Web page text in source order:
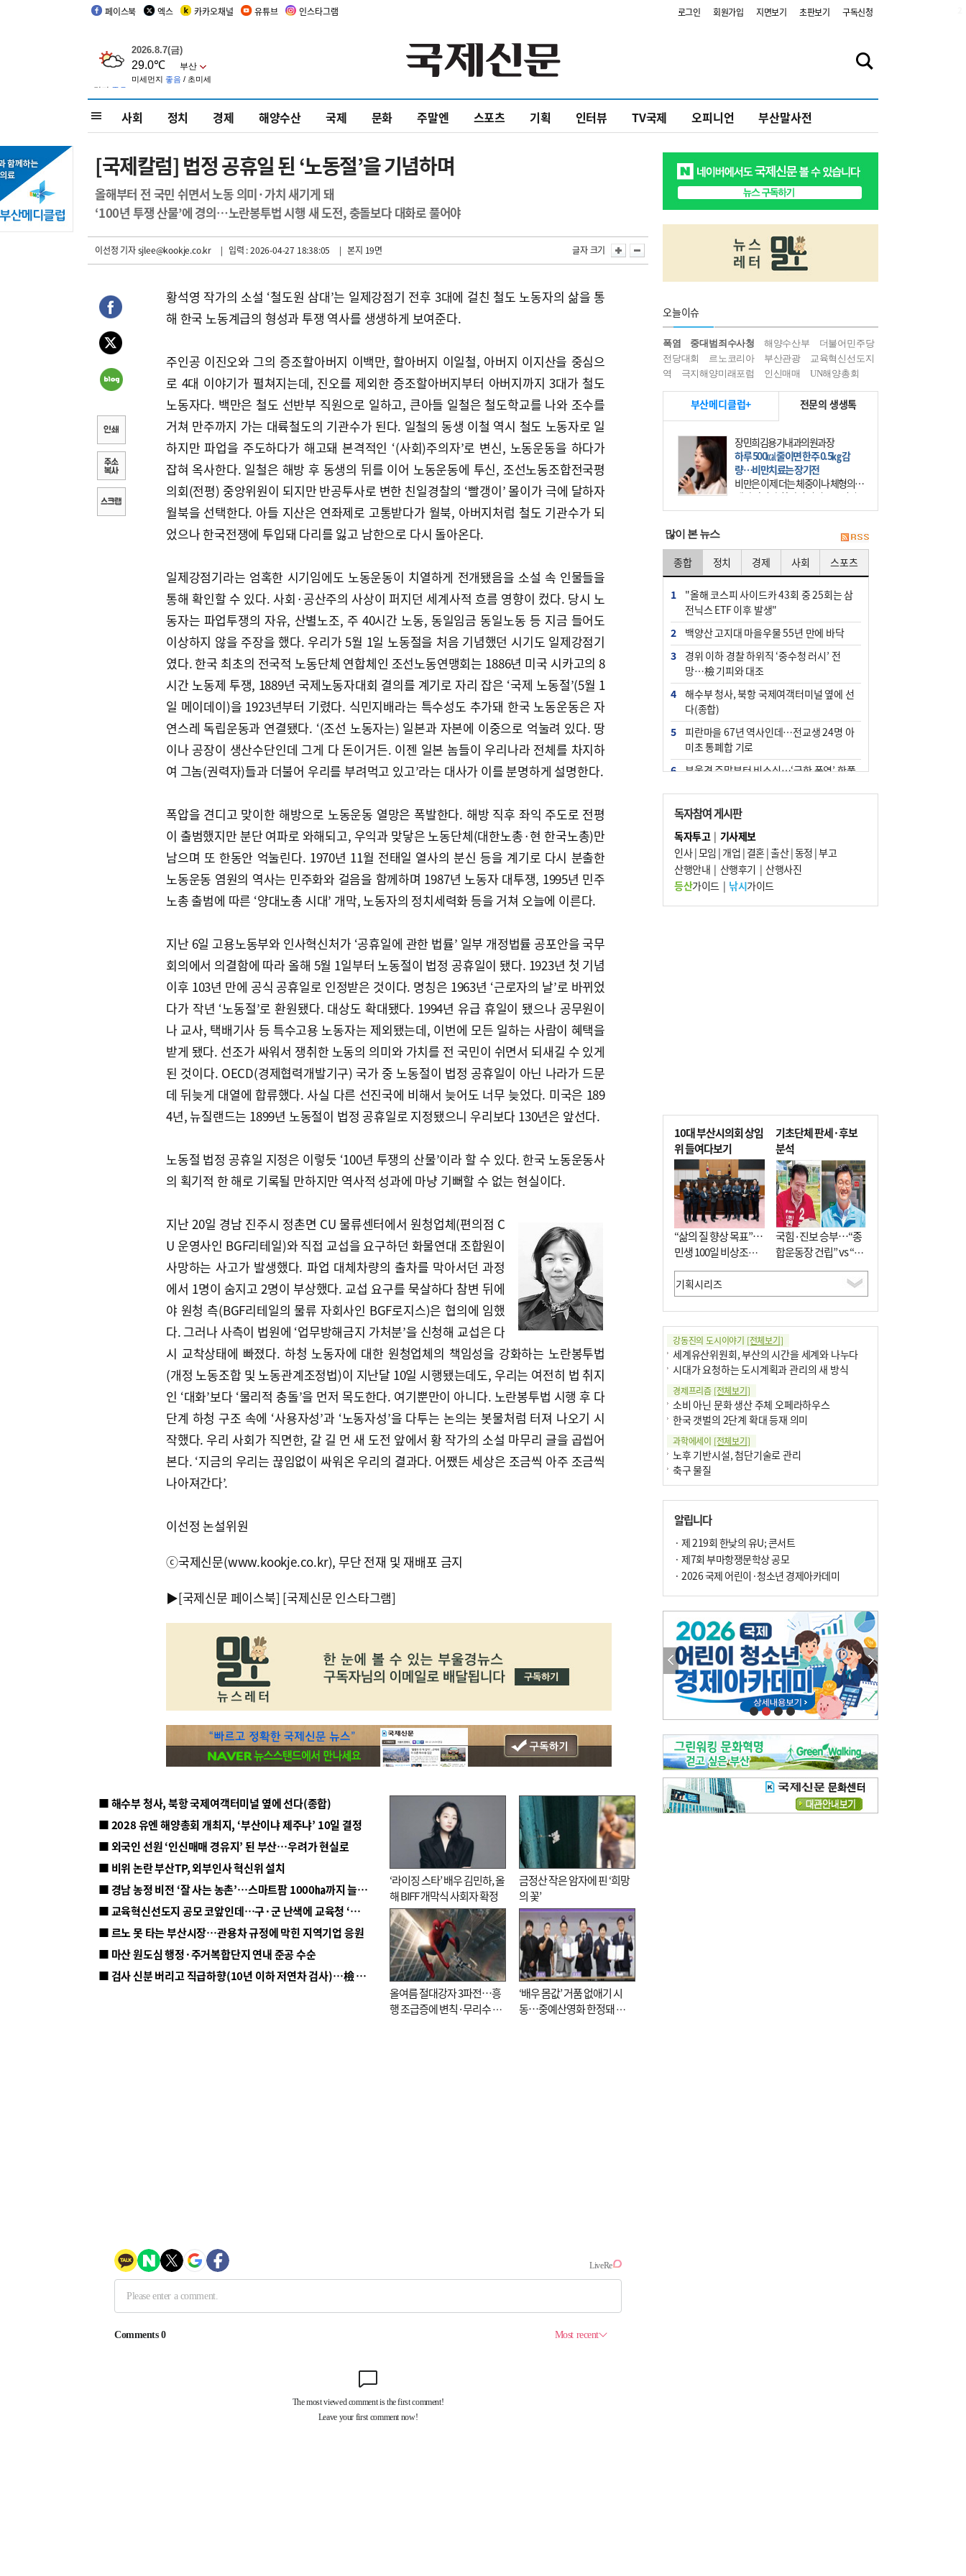
페이스북 엑스 카카오채널 유튜브 인스타그램 로그인 회원가입 지면보기 초판보기 구독신청
사회 정치 경제 해양수산 국제 문화 주말엔 스포츠 기획 인터뷰 TV국제 오피니언 부산말사전
[국제칼럼] 법정 공휴일 된 ‘노동절’을 기념하며
올해부터 전 국민 쉬면서 노동 의미·가치 새기게 돼
‘100년 투쟁 산물’에 경의…노란봉투법 시행 새 도전, 충돌보다 대화로 풀어야
이선정 기자sjlee@kookje.co.kr | 입력 : 2026-04-27 18:38:05 | 본지 19면 글자 크기
황석영 작가의 소설 ‘철도원 삼대’는 일제강점기 전후 3대에 걸친 철도 노동자의 삶을 통
해 한국 노동계급의 형성과 투쟁 역사를 생생하게 보여준다.
주인공 이진오와 그의 증조할아버지 이백만, 할아버지 이일철, 아버지 이지산을 중심으
로 4대 이야기가 펼쳐지는데, 진오를 제외한 증조할아버지부터 아버지까지 3대가 철도
노동자다. 백만은 철도 선반부 직원으로 일하고, 큰아들 일철은 철도학교를 나와 조수를
거쳐 만주까지 가는 대륙철도의 기관수가 된다. 일철의 동생 이철 역시 철도 노동자로 일
하지만 파업을 주도하다가 해고돼 본격적인 ‘(사회)주의자’로 변신, 노동운동을 하다가
잡혀 옥사한다. 일철은 해방 후 동생의 뒤를 이어 노동운동에 투신, 조선노동조합전국평
의회(전평) 중앙위원이 되지만 반공투사로 변한 친일경찰의 ‘빨갱이’ 몰이가 극에 달하자
월북을 선택한다. 아들 지산은 연좌제로 고통받다가 월북, 아버지처럼 철도 기관수가 되
었으나 한국전쟁에 투입돼 다리를 잃고 남한으로 다시 돌아온다.
일제강점기라는 엄혹한 시기임에도 노동운동이 치열하게 전개됐음을 소설 속 인물들을
통해 확인할 수 있다. 사회·공산주의 사상이 퍼지던 세계사적 흐름 영향이 컸다. 당시 노
동자는 파업투쟁의 자유, 산별노조, 주 40시간 노동, 동일임금 동일노동 등 지금 들어도
이상하지 않을 주장을 했다. 우리가 5월 1일 노동절을 처음 기념했던 시기도 일제강점기
였다. 한국 최초의 전국적 노동단체 연합체인 조선노동연맹회는 1886년 미국 시카고의 8
시간 노동제 투쟁, 1889년 국제노동자대회 결의를 계기로 자리 잡은 ‘국제 노동절’(5월 1
일 메이데이)을 1923년부터 기렸다. 식민지배라는 특수성도 추가돼 한국 노동운동은 자
연스레 독립운동과 연결됐다. ‘(조선 노동자는) 일본과 자본에 이중으로 억눌려 있다. 땅
이나 공장이 생산수단인데 그게 다 돈이거든. 이젠 일본 놈들이 우리나라 전체를 차지하
여 그놈(권력자)들과 더불어 우리를 부려먹고 있고’라는 대사가 이를 분명하게 설명한다.
폭압을 견디고 맞이한 해방으로 노동운동 열망은 폭발한다. 해방 직후 좌익 주도로 전평
이 출범했지만 분단 여파로 와해되고, 우익과 맞닿은 노동단체(대한노총·현 한국노총)만
남으며 또 한동안 억눌린다. 1970년 11월 전태일 열사의 분신 등을 계기로 다시 분출한
노동운동 염원의 역사는 민주화와 걸음을 함께하며 1987년 노동자 대투쟁, 1995년 민주
노총 출범에 따른 ‘양대노총 시대’ 개막, 노동자의 정치세력화 등을 거쳐 오늘에 이른다.
지난 6일 고용노동부와 인사혁신처가 ‘공휴일에 관한 법률’ 일부 개정법률 공포안을 국무
회의에서 의결함에 따라 올해 5월 1일부터 노동절이 법정 공휴일이 됐다. 1923년 첫 기념
이후 103년 만에 공식 공휴일로 인정받은 것이다. 명칭은 1963년 ‘근로자의 날’로 바뀌었
다가 작년 ‘노동절’로 환원됐다. 대상도 확대됐다. 1994년 유급 휴일이 됐으나 공무원이
나 교사, 택배기사 등 특수고용 노동자는 제외됐는데, 이번에 모든 일하는 사람이 혜택을
받게 됐다. 선조가 싸워서 쟁취한 노동의 의미와 가치를 전 국민이 쉬면서 되새길 수 있게
된 것이다. OECD(경제협력개발기구) 국가 중 노동절이 법정 공휴일이 아닌 나라가 드문
데 뒤늦게 대열에 합류했다. 사실 다른 선진국에 비해서 늦어도 너무 늦었다. 미국은 189
4년, 뉴질랜드는 1899년 노동절이 법정 공휴일로 지정됐으니 우리보다 130년은 앞선다.
노동절 법정 공휴일 지정은 이렇듯 ‘100년 투쟁의 산물’이라 할 수 있다. 한국 노동운동사
의 획기적 한 해로 기록될 만하지만 역사적 성과에 마냥 기뻐할 수 없는 현실이다.
지난 20일 경남 진주시 정촌면 CU 물류센터에서 원청업체(편의점 C
U 운영사인 BGF리테일)와 직접 교섭을 요구하던 화물연대 조합원이
사망하는 사고가 발생했다. 파업 대체차량의 출차를 막아서던 과정
에서 1명이 숨지고 2명이 부상했다. 교섭 요구를 묵살하다 참변 뒤에
야 원청 측(BGF리테일의 물류 자회사인 BGF로지스)은 협의에 임했
다. 그러나 사측이 법원에 ‘업무방해금지 가처분’을 신청해 교섭은 다
시 교착상태에 빠졌다. 하청 노동자에 대한 원청업체의 책임성을 강화하는 노란봉투법
(개정 노동조합 및 노동관계조정법)이 지난달 10일 시행됐는데도, 우리는 여전히 법 취지
인 ‘대화’보다 ‘물리적 충돌’을 먼저 목도한다. 여기뿐만이 아니다. 노란봉투법 시행 후 다
단계 하청 구조 속에 ‘사용자성’과 ‘노동자성’을 다투는 논의는 봇물처럼 터져 나오기 시
작했다. 우리 사회가 직면한, 갈 길 먼 새 도전 앞에서 황 작가의 소설 마무리 글을 곱씹어
본다. ‘지금의 우리는 끊임없이 싸워온 우리의 결과다. 어쨌든 세상은 조금씩 아주 조금씩
나아져간다’.
이선정 논설위원
ⓒ국제신문(www.kookje.co.kr), 무단 전재 및 재배포 금지
▶[국제신문 페이스북] [국제신문 인스타그램]
■ 해수부 청사, 북항 국제여객터미널 옆에 선다(종합)
■ 2028 유엔 해양총회 개최지, ‘부산이냐 제주냐’ 10일 결정
■ 외국인 선원 ‘인신매매 경유지’ 된 부산…우려가 현실로
■ 비위 논란 부산TP, 외부인사 혁신위 설치
■ 경남 농정 비전 ‘잘 사는 농촌’…스마트팜 1000㏊까지 늘린다
■ 교육혁신선도지 공모 코앞인데…구·군 난색에 교육청 ‘쩔쩔’
■ 르노 못 타는 부산시장…관용차 규정에 막힌 지역기업 응원
■ 마산 원도심 행정·주거복합단지 연내 준공 수순
■ 검사 신분 버리고 직급하향(10년 이하 저연차 검사)…檢 중수청행 기피
‘라이징 스타’ 배우 김민하, 올
해 BIFF 개막식 사회자 확정
금정산 작은 암자에 핀 ‘희망
의 꽃’
올여름 절대강자 3파전…흥
행 조급증에 변칙·무리수 마
‘배우 몸값’ 거품 없애기 시
동…중예산영화 한정돼 실
오늘이슈
폭염 중대범죄수사청 해양수산부
더불어민주당
전당대회
르노코리아 부산관광
교육혁신선도지
역
극지해양미래포럼 인신매매 UN해양총회
부산메디클럽+ 전문의 생생톡
장민희김용기내과의원과장
하루 500㎉ 줄이면 한주 0.5㎏ 감
량…비만치료는 장기전
비만은 이제 더는 체중이나 체형의 문
제가 아니다. 하나의 질병으로 인지
하고 치료와 관리를 해야 한다. 세계
많이 본 뉴스
종합 정치 경제 사회 스포츠
1
"올해 코스피 사이드카 43회 중 25회는 삼
전닉스 ETF 이후 발생"
2
백양산 고지대 마을우물 55년 만에 바닥
3
경위 이하 경찰 하위직 ‘중수청 러시’ 전
망…檢 기피와 대조
4
해수부 청사, 북항 국제여객터미널 옆에 선
다(종합)
5
피란마을 67년 역사인데…전교생 24명 아
미초 통폐합 기로
6
부울경 주말부터 비소식…‘극한 폭염’ 한풀
7
“낙동강권 삼락·을숙도·다대포 연결해 서
부산 관광 키우자”
8
오늘의 날씨- 2026년 8월 7일
9
외국인 선원 ‘인신매매 경유지’ 된 부산…
우려가 현실로
10 [사설] 해수부 신청사 북항으로 확정, 해양
독자참여 게시판
독자투고| 기사제보
인사|모임 | 개업 | 결혼|출산|동정 |부고
산행안내 | 산행후기 | 산행사진
등산가이드| 낚시가이드
10대 부산시의회 상임
위 들여다보기
“삶의 질 향상 목표”…
민생 100일 비상조치
면밀 심사
기초단체 판세·후보
분석
국힘·진보 승부…“종
합운동장 건립” vs “출
근 공공버스 도입”
강동진의 도시이야기 [전체보기]
세계유산위원회, 부산의 시간을 세계와 나누다
시대가 요청하는 도시계획과 관리의 새 방식
경제프리즘 [전체보기]
소비 아닌 문화 생산 주체 오페라하우스
한국 갯벌의 2단계 확대 등재 의미
과학에세이 [전체보기]
노후 기반시설, 첨단기술로 관리
축구 물질
부정선거
선관위와 尹의 ‘0점 답안’
기고[전체보기]
환자의 희망, 헌혈의 힘
대학과 지역 ‘연결’이 지역혁신이다
엘리트 자평해온 市 공무원…생중계 회의서 능력 입증을
김준희의 클래식 인사이트[전체보기]
여름날의 애상, 왈츠
빛나는 꿈의 계절, 4월의 노래
김지윤의 우리음악 이야기[전체보기]
세종시대 음악이 전해진 이유
영산회상, 불교음악에서 풍류음악으로
뉴스와 현장[전체보기]
‘800조 투자’ 희비 가른 재생에너지
뜨거워지는 바다, 북쪽으로 열리는 항로
데스크시각[전체보기]
물은 행정구역 경계를 따라 흐르지 않는다
알립니다
· 제 219회 한낮의 유U; 콘서트
· 제7회 부마항쟁문학상 공모
· 2026 국제 어린이·청소년 경제아카데미